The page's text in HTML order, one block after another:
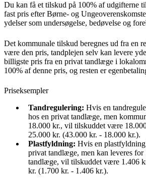
Du kan få et tilskud på 100% af udgifterne
fast pris efter Børne- og
ydelser som undersøgelse, bedøvelse og
Det kommunale tilskud beregnes ud fra en
være den pris, tandplejen selv kan levere
billigste pris fra en privat tandlæge i
100% af denne pris, og resten er
Priseksempler
Tandregulering: Hvis en
hos en privat tandlæge, men
18.000 kr., vil tilskuddet være
25.000 kr. (43.000 kr. - 18.000 kr.).
Plastfyldning: Hvis en
privat tandlæge, men kan leveres for
tandlæge, vil tilskuddet være 1.406
kr. (1.700 kr. - 1.406 kr.).